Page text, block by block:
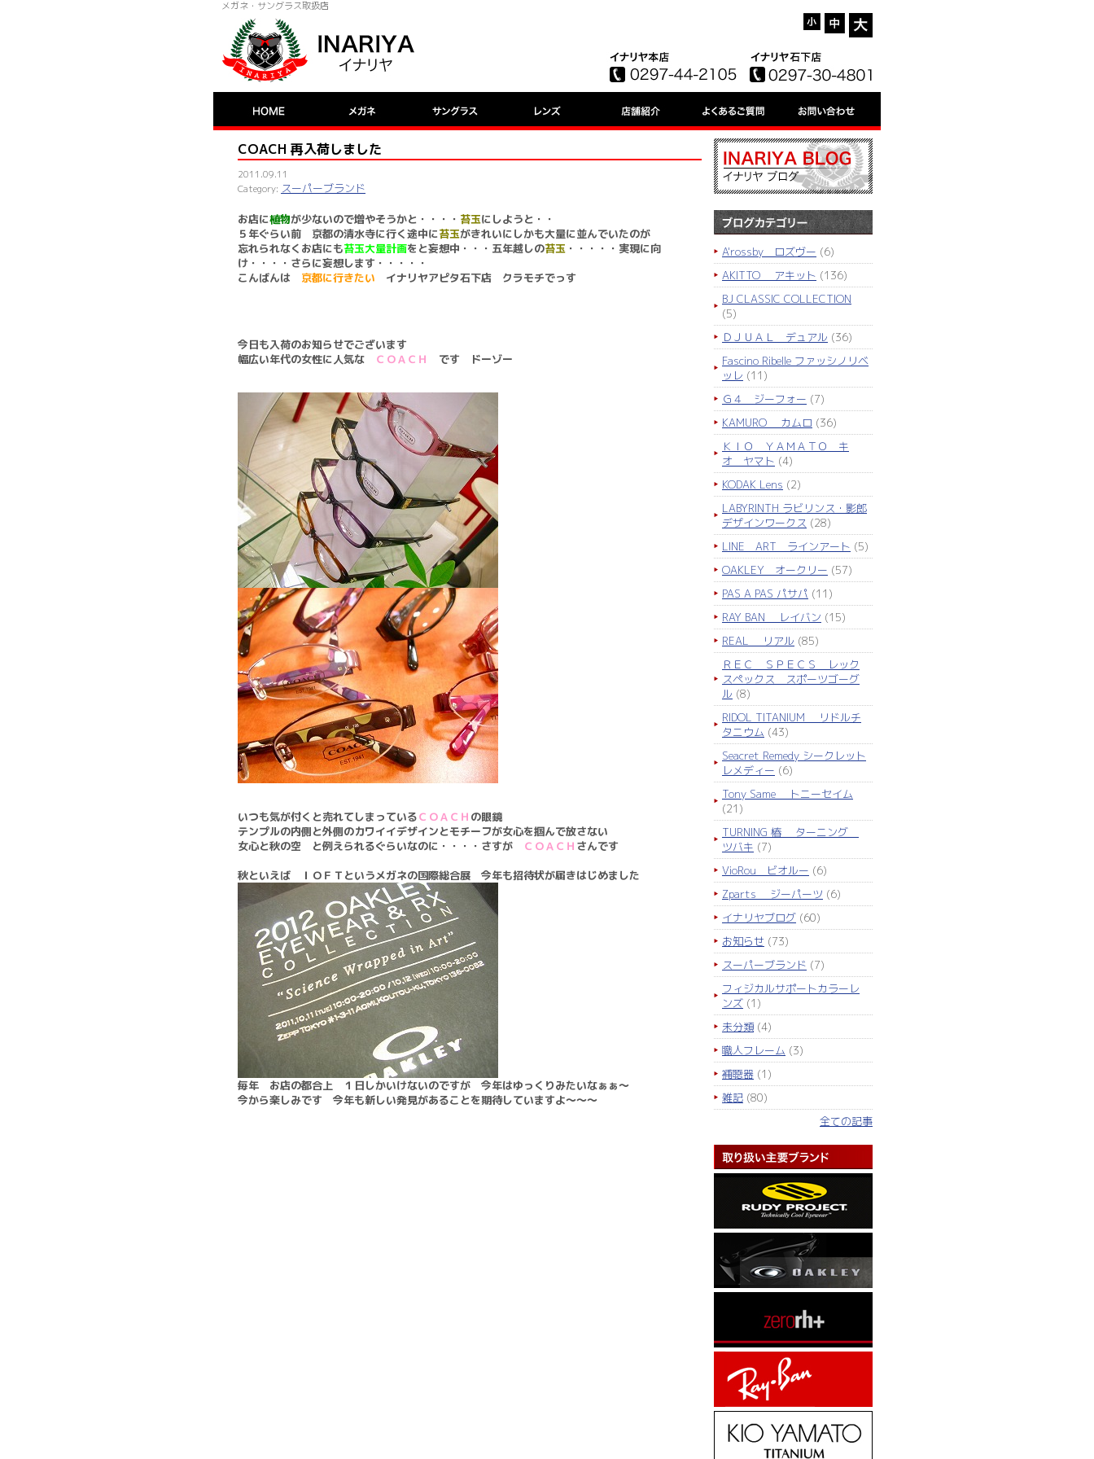
メガネ・サングラス取扱店
COACH 再入荷しました
2011.09.11
スーパーブランド
お店に植物が少ないので増やそうかと・・・・ 苔玉にしようと・・
５年ぐらい前 京都の清水寺に行く途中に苔玉がきれいにしかも大量に並んでいたのが
忘れられなくお店にも苔玉大量計画をと妄想中・・・五年越しの苔玉 ・・・・・実現に向
け・・・・さらに妄想します・・・・・
こんばんは 京都に行きたい イナリヤアピタ石下店 クラモチでっす
今日も入荷のお知らせでございます
幅広い年代の女性に人気な
ＣＯＡＣＨ です ドーゾー
いつも気が付くと売れてしまっているＣＯＡＣＨ の眼鏡
テンプルの内側と外側のカワイイデザインとモチーフが女心を掴んで放さない
女心と秋の空 と例えられるぐらいなのに・・・・さすが
ＣＯＡＣＨ さんです
秋といえば ＩＯＦＴというメガネの国際総合展 今年も招待状が届きはじめました
毎年 お店の都合上 １日しかいけないのですが 今年はゆっくりみたいなぁぁ～
今から楽しみです 今年も新しい発見があることを期待していますよ～～～
A'rossby ロズヴー (6)
AKITTO アキット (136)
BJ CLASSIC COLLECTION
(5)
ＤＪＵＡＬ デュアル (36)
Fascino Ribelle ファッシノリベ
ッレ (11)
Ｇ４ ジーフォー (7)
KAMURO カムロ (36)
ＫＩＯ ＹＡＭＡＴＯ キ
オ ヤマト (4)
KODAK Lens (2)
LABYRINTH ラビリンス・影郎
デザインワークス (28)
LINE ART ラインアート (5)
OAKLEY オークリー (57)
PAS A PAS パサパ (11)
RAY BAN レイバン (15)
REAL リアル (85)
ＲＥＣ ＳＰＥＣＳ レック
スペックス スポーツゴーグ
ル (8)
RIDOL TITANIUM リドルチ
タニウム (43)
Seacret Remedy シークレット
レメディー (6)
Tony Same トニーセイム
(21)
TURNING 椿 ターニング
ツバキ (7)
VioRou ビオルー (6)
Zparts ジーパーツ (6)
イナリヤブログ (60)
お知らせ (73)
スーパーブランド (7)
フィジカルサポートカラーレ
ンズ (1)
未分類 (4)
職人フレーム (3)
補聴器 (1)
雑記 (80)
全ての記事